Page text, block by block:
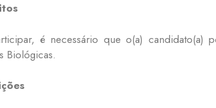
é necessário que o(a) candidato(a)
Biológicas.